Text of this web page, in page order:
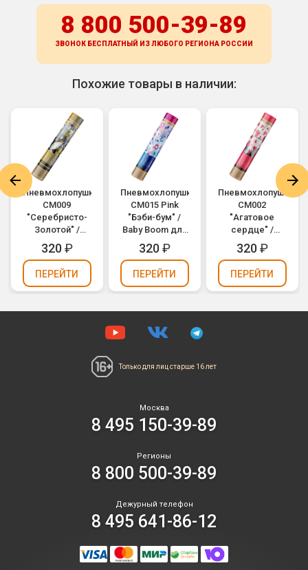
8 800 500-39-89
ЗВОНОК БЕСПЛАТНЫЙ ИЗ ЛЮБОГО РЕГИОНА РОССИИ
Похожие товары в наличии:
Пневмохлопушка
CM009
"Серебристо-
Золотой" /
Silver-Gold
Konfetti
(золотое и
серебряное
конфетти,
320₽
ПЕРЕЙТИ
Пневмохлопушка
CM015 Pink
"Бэби-бум" /
Baby Boom для
Гендер Пати
(Gender Party)
(девочка,
конфетти,
фольга) 30см
320₽
ПЕРЕЙТИ
Пневмохлопушка
CM002
"Агатовое
сердце" /
Agate Heart
(золотые и
цвета фуксии
сердца,
фольга) 30см
320₽
ПЕРЕЙТИ
Только для лиц старше 16 лет
Москва
8 495 150-39-89
Регионы
8 800 500-39-89
Дежурный телефон
8 495 641-86-12